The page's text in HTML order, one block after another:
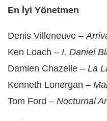
En İyi Yönetmen
Denis Villeneuve –
Ken Loach – I, Daniel
Damien Chazelle – La
Kenneth Lonergan –
Tom Ford – Nocturnal